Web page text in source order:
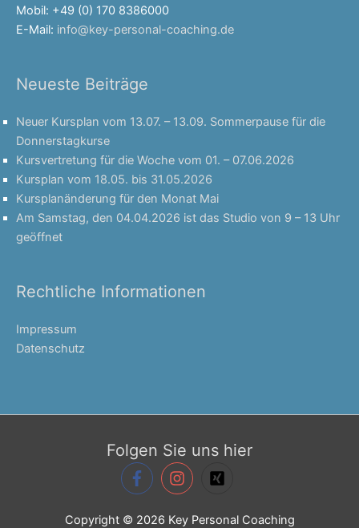
Mobil: +49 (0) 170 8386000
E-Mail: info@key-personal-coaching.de
Neueste Beiträge
Neuer Kursplan vom 13.07. – 13.09. Sommerpause für die
Donnerstagkurse
Kursvertretung für die Woche vom 01. – 07.06.2026
Kursplan vom 18.05. bis 31.05.2026
Kursplanänderung für den Monat Mai
Am Samstag, den 04.04.2026 ist das Studio von 9 – 13 Uhr
geöffnet
Rechtliche Informationen
Impressum
Datenschutz
Folgen Sie uns hier
Copyright © 2026 Key Personal Coaching